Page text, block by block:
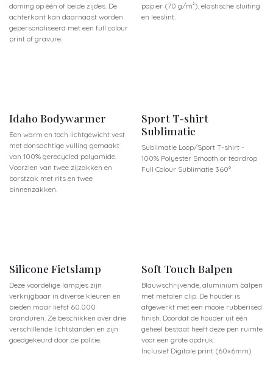
doming op één of beide zijdes. De
achterkant kan daarnaast worden
gepersonaliseerd met een full colour
print of gravure.
papier (70 g/m²), elastische sluiting
en leeslint.
Idaho Bodywarmer
Een warm en toch lichtgewicht vest
met donsachtige vulling gemaakt
van 100% gerecycled polyamide.
Voorzien van twee zijzakken en
borstzak met rits en twee
binnenzakken.
Sport T-shirt
Sublimatie
Sublimatie Loop/Sport T-shirt -
100% Polyester Smooth or teardrop
Full Colour Sublimatie 360°
Silicone Fietslamp
Deze voordelige lampjes zijn
verkrijgbaar in diverse kleuren en
bieden maar liefst 60.000
branduren. Ze beschikken over drie
verschillende lichtstanden en zijn
goedgekeurd door de politie.
Soft Touch Balpen
Blauwschrijvende, aluminium balpen
met metalen clip. De houder is
afgewerkt met een mooie rubberised
finish. Doordat de houder uit één
geheel bestaat heeft deze pen ruimte
voor een grote opdruk.
Inclusief Digitale print (60x6mm)